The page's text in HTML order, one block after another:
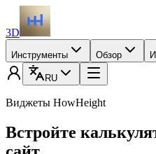
3D
Инструменты Обзор
RU
Виджеты HowHeight
Встройте